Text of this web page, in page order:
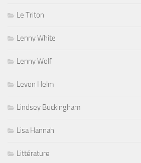
Le Triton
Lenny White
Lenny Wolf
Levon Helm
Lindsey Buckingham
Lisa Hannah
Littérature